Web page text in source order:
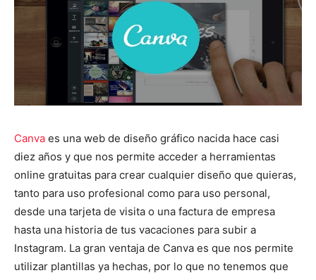
Canva es una web de diseño gráfico nacida hace casi
diez años y que nos permite acceder a herramientas
online gratuitas para crear cualquier diseño que quieras,
tanto para uso profesional como para uso personal,
desde una tarjeta de visita o una factura de empresa
hasta una historia de tus vacaciones para subir a
Instagram. La gran ventaja de Canva es que nos permite
utilizar plantillas ya hechas, por lo que no tenemos que